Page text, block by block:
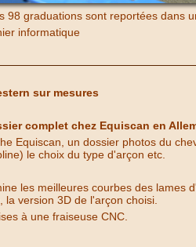
98 graduations sont reportées dans
informatique
sur mesures
complet chez Equiscan en
Equiscan, un dossier photos du
le choix du type d'arçon etc.
les meilleures courbes des lames
version 3D de l'arçon choisi.
à une fraiseuse CNC.